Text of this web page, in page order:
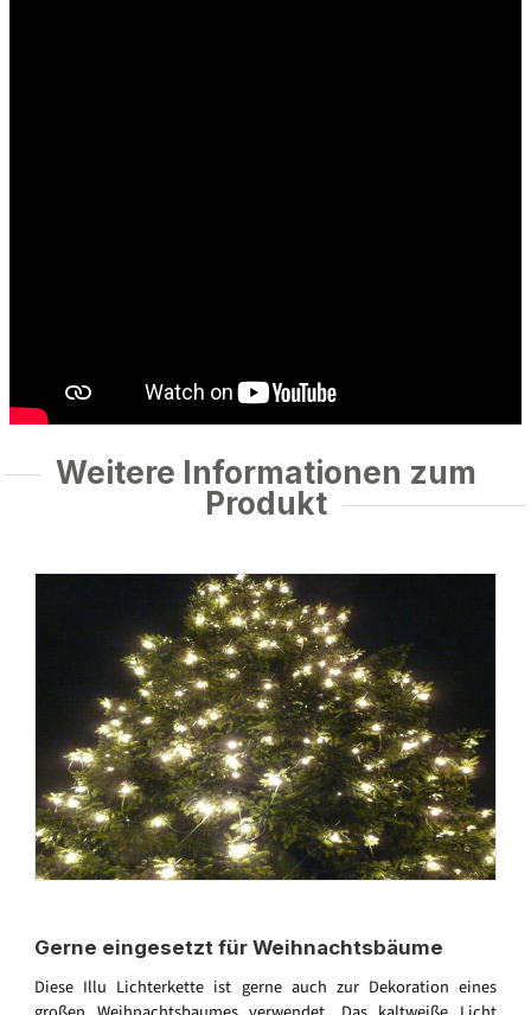
Weitere Informationen zum
Produkt
Gerne eingesetzt für Weihnachtsbäume
Diese Illu Lichterkette ist gerne auch zur Dekoration eines